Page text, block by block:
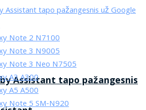
Assistant tapo pažangesnis
Note 2 N7100
Note 3 N9005
Note 3 Neo N7505
A3 A300
A5 A500
Note 5 SM-N920